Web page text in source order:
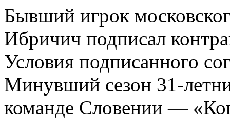
Бывший игрок
Ибричич подписал
Условия подписанного
Минувший сезон 31-
команде Словении —